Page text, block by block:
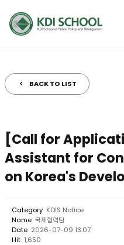
체
BACK TO LIST
[Call for
Assistant for
on Korea's
Category KDIS Notice
Name 국제협력팀
Date 2026-07-09 13:07
Hit 1,650